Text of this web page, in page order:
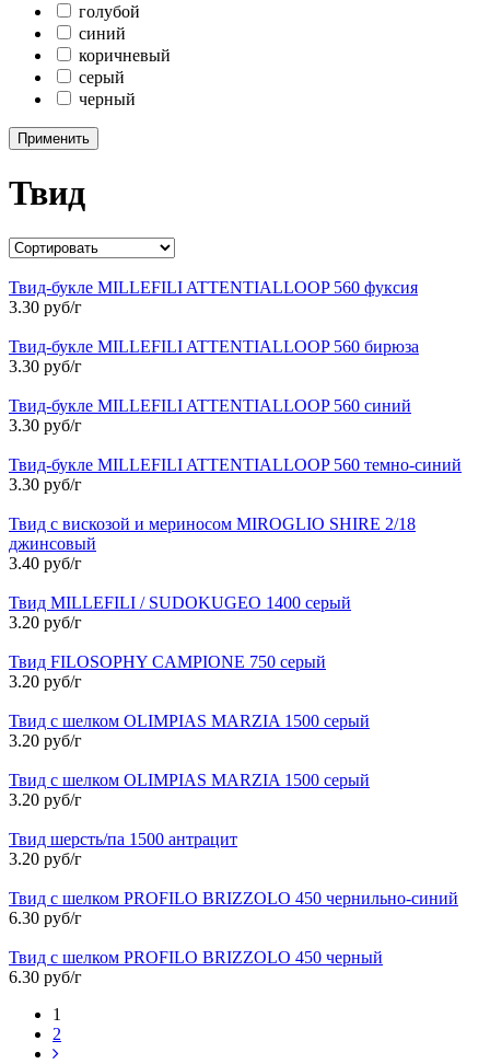
голубой
синий
коричневый
серый
черный
Применить
Твид
Твид-букле MILLEFILI ATTENTIALLOOP 560 фуксия
3.30 руб/г
Твид-букле MILLEFILI ATTENTIALLOOP 560 бирюза
3.30 руб/г
Твид-букле MILLEFILI ATTENTIALLOOP 560 синий
3.30 руб/г
Твид-букле MILLEFILI ATTENTIALLOOP 560 темно-синий
3.30 руб/г
Твид с вискозой и мериносом MIROGLIO SHIRE 2/18
джинсовый
3.40 руб/г
Твид MILLEFILI / SUDOKUGEO 1400 серый
3.20 руб/г
Твид FILOSOPHY CAMPIONE 750 серый
3.20 руб/г
Твид с шелком OLIMPIAS MARZIA 1500 серый
3.20 руб/г
Твид с шелком OLIMPIAS MARZIA 1500 серый
3.20 руб/г
Твид шерсть/па 1500 антрацит
3.20 руб/г
Твид с шелком PROFILO BRIZZOLO 450 чернильно-синий
6.30 руб/г
Твид с шелком PROFILO BRIZZOLO 450 черный
6.30 руб/г
1
2